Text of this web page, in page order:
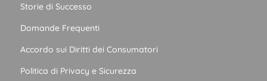
Storie di Successo
Domande Frequenti
Accordo sui Diritti dei Consumatori
Politica di Privacy e Sicurezza